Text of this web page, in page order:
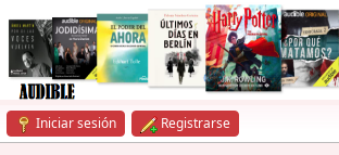
Iniciar sesión Registrarse